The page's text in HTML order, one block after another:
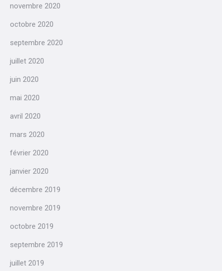
novembre 2020
octobre 2020
septembre 2020
juillet 2020
juin 2020
mai 2020
avril 2020
mars 2020
février 2020
janvier 2020
décembre 2019
novembre 2019
octobre 2019
septembre 2019
juillet 2019